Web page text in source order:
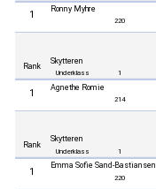
1
Ronny Myhre
220
Rank
Skytteren
Underklass 1
1
Agnethe Romie
214
Rank
Skytteren
Underklass 1
1
Emma Sofie Sand-Bastiansen
220